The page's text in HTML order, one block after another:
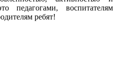
педагогами, воспитателям
ребят!